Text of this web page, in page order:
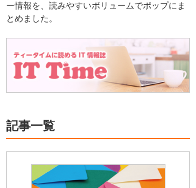
ー情報を、読みやすいボリュームでポップにま
とめました。
記事一覧